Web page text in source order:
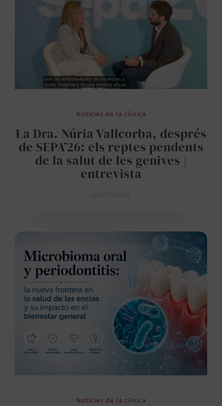
Notícies de la clínica
La Dra. Núria Vallcorba, després
de SEPA’26: els reptes pendents
de la salut de les genives |
entrevista
09/07/2026
Notícies de la clínica